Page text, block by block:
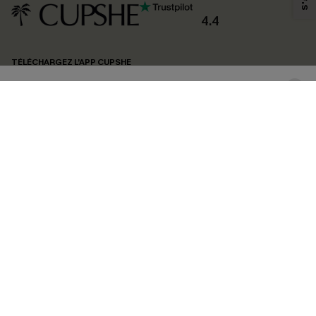
4.4
TÉLÉCHARGEZ L’APP CUPSHE
confidentialité
. Vous pouvez vous désabonner à tout moment.